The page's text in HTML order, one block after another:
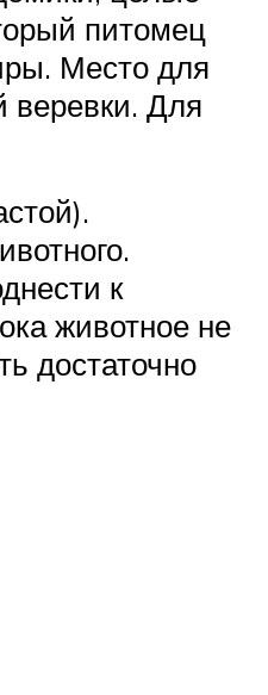
питомец
Место для
веревки. Для
к
животное не
достаточно